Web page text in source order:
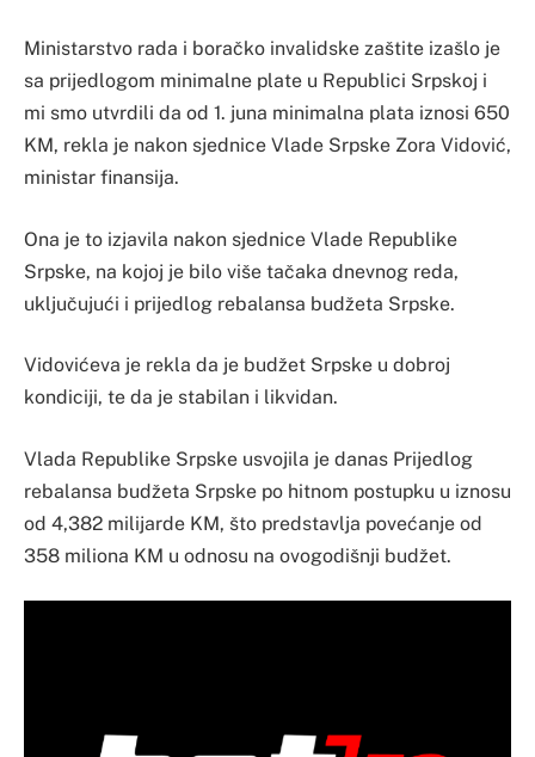
Ministarstvo rada i boračko invalidske zaštite izašlo je
sa prijedlogom minimalne plate u Republici Srpskoj i
mi smo utvrdili da od 1. juna minimalna plata iznosi 650
KM, rekla je nakon sjednice Vlade Srpske Zora Vidović,
ministar finansija.
Ona je to izjavila nakon sjednice Vlade Republike
Srpske, na kojoj je bilo više tačaka dnevnog reda,
uključujući i prijedlog rebalansa budžeta Srpske.
Vidovićeva je rekla da je budžet Srpske u dobroj
kondiciji, te da je stabilan i likvidan.
Vlada Republike Srpske usvojila je danas Prijedlog
rebalansa budžeta Srpske po hitnom postupku u iznosu
od 4,382 milijarde KM, što predstavlja povećanje od
358 miliona KM u odnosu na ovogodišnji budžet.